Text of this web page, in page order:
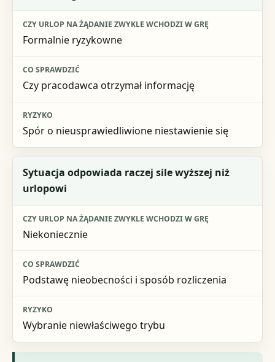
Formalnie ryzykowne
Czy pracodawca otrzymał informację
Spór o nieusprawiedliwione niestawienie się
Sytuacja odpowiada raczej sile wyższej niż
urlopowi
Niekoniecznie
Podstawę nieobecności i sposób rozliczenia
Wybranie niewłaściwego trybu